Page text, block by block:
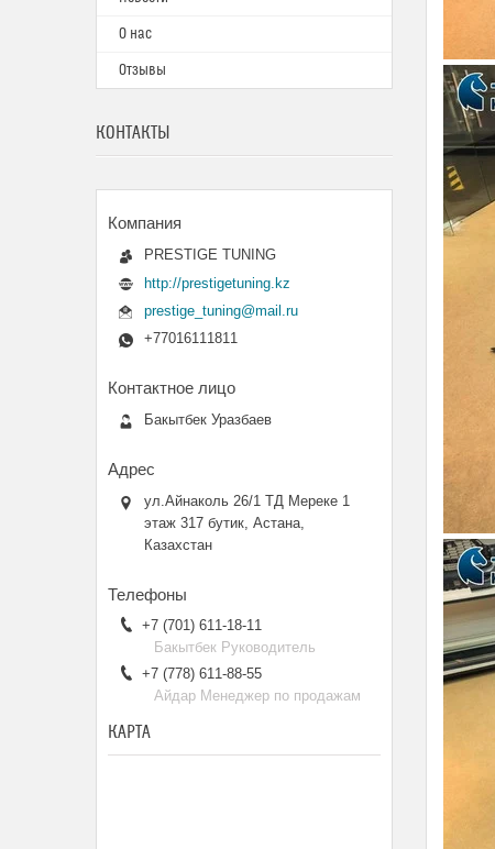
О нас
Отзывы
КОНТАКТЫ
PRESTIGE TUNING
http://prestigetuning.kz
prestige_tuning@mail.ru
+77016111811
Бакытбек Уразбаев
ул.Айнаколь 26/1 ТД Мереке 1
этаж 317 бутик, Астана,
Казахстан
+7 (701) 611-18-11
Бакытбек Руководитель
+7 (778) 611-88-55
Айдар Менеджер по продажам
КАРТА